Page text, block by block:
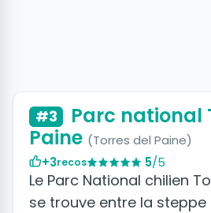
#3
Parc national
Paine (Torres del Paine)
+3recos 5/5
Le Parc National chilien
se trouve entre la